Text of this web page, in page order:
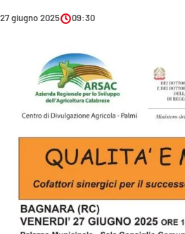
SANITÀ
SOCIETÀ
CULTURA
ECONOMIA E LAVORO
EVENTI
SPORT
27 giugno 2025 09:30